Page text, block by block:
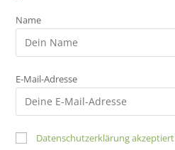
Name
E-Mail-Adresse
Datenschutzerklärung akzeptiert